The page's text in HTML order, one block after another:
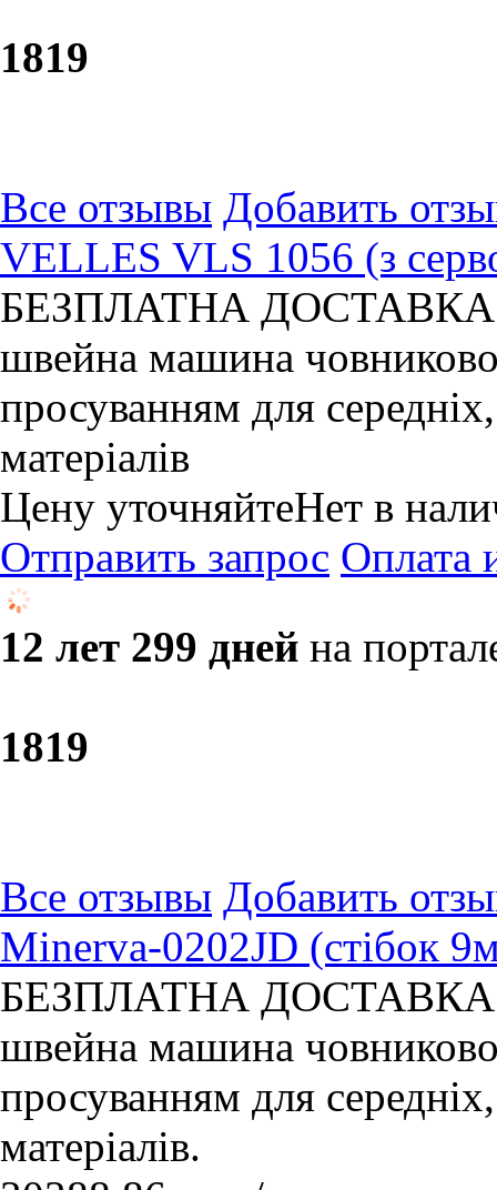
1819
Все отзывы Добавить
VELLES VLS 1056 (з
БЕЗПЛАТНА ДОСТАВКА!
швейна машина
просуванням для
матеріалів
Цену уточняйтеНет в
Отправить запрос Оплата
12 лет 299 дней на
1819
Все отзывы Добавить
Minerva-0202JD (стібок
БЕЗПЛАТНА ДОСТАВКА!
швейна машина
просуванням для
матеріалів.